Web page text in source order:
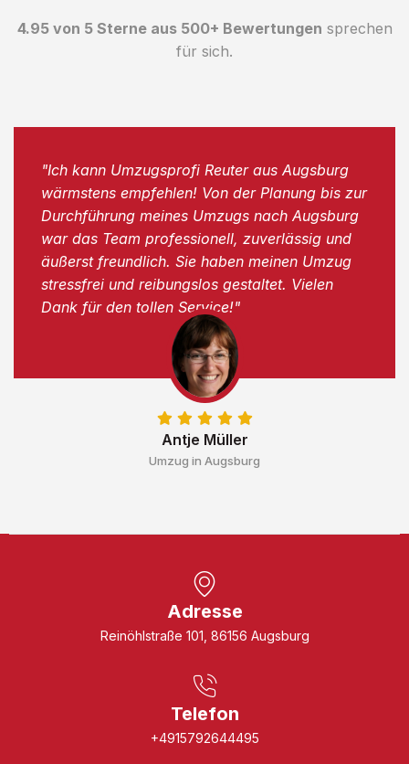
4.95 von 5 Sterne aus 500+ Bewertungen sprechen
für sich.
Antje Müller
Umzug in Augsburg
"Ich kann Umzugsprofi Reuter aus Augsburg
wärmstens empfehlen! Von der Planung bis zur
Durchführung meines Umzugs nach Augsburg
war das Team professionell, zuverlässig und
äußerst freundlich. Sie haben meinen Umzug
stressfrei und reibungslos gestaltet. Vielen
Dank für den tollen Service!"
Adresse
Reinöhlstraße 101, 86156 Augsburg
Telefon
+4915792644495